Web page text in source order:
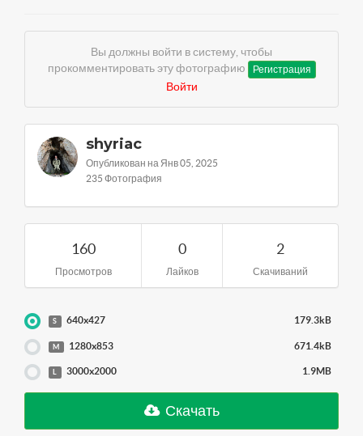
Вы должны войти в систему, чтобы
прокомментировать эту фотографию
Регистрация
Войти
shyriac
Опубликован на Янв 05, 2025
235 Фотография
160
Просмотров
0
Лайков
2
Скачиваний
S 640x427 179.3kB
M 1280x853 671.4kB
L 3000x2000 1.9MB
Скачать